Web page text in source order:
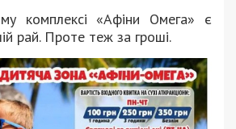
комплексі «Афіни Омега» є
рай. Проте теж за гроші.